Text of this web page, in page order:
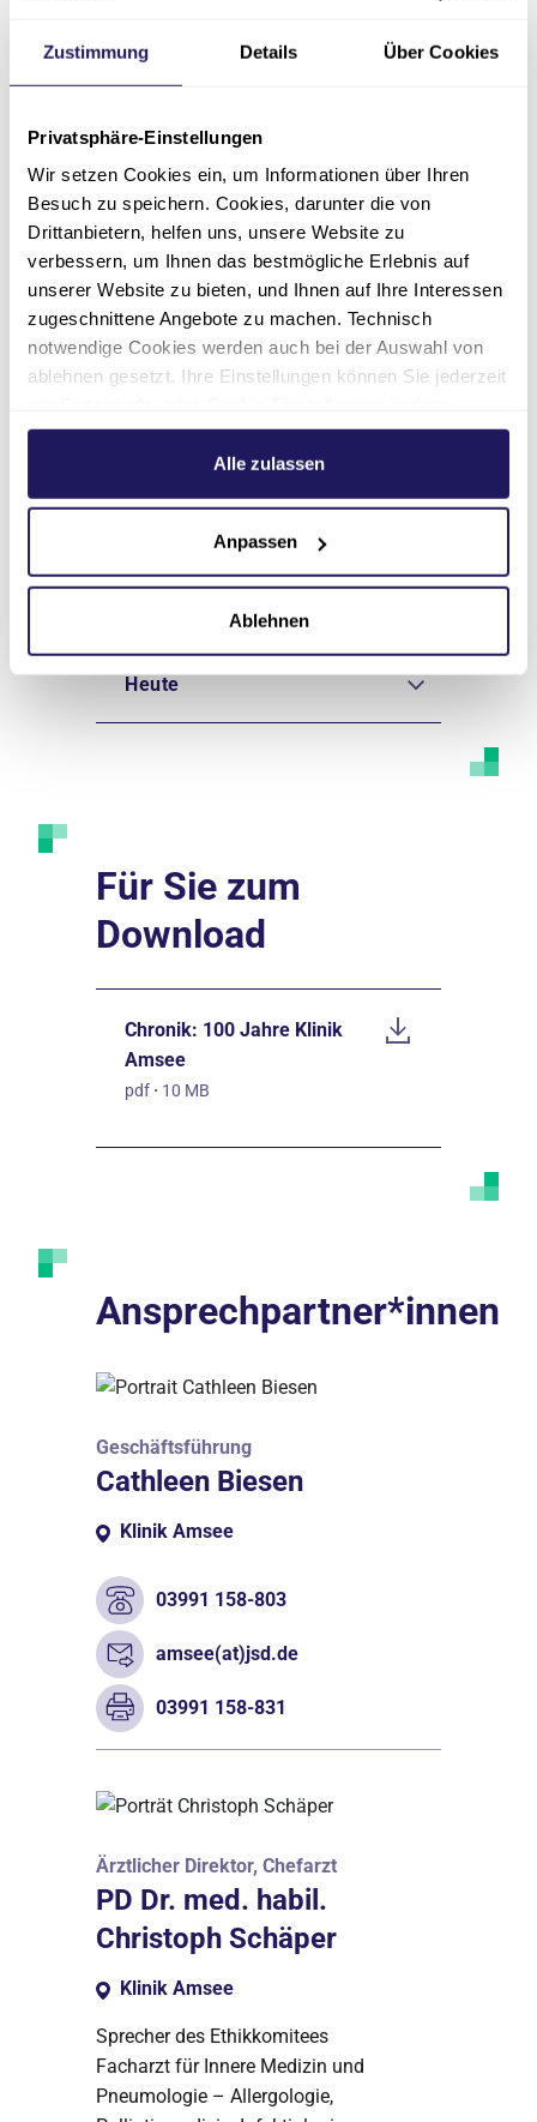
Zustimmung Details Über Cookies
Privatsphäre-Einstellungen
Wir setzen Cookies ein, um Informationen über Ihren
Besuch zu speichern. Cookies, darunter die von
Drittanbietern, helfen uns, unsere Website zu
verbessern, um Ihnen das bestmögliche Erlebnis auf
unserer Website zu bieten, und Ihnen auf Ihre Interessen
zugeschnittene Angebote zu machen. Technisch
notwendige Cookies werden auch bei der Auswahl von
ablehnen gesetzt. Ihre Einstellungen können Sie jederzeit
Weitere Informationen hierzu finden Sie in unserer
.Alle zulassen
Anpassen
Ablehnen
Service & Zuwendung: Unsere Service-Credos
Unsere Geschichte
Gründungsjahre
Wende und Beginn der
Privatisierung
Eingliederung in die
Johannesstift Diakonie
Heute
Für Sie zum
Download
Chronik: 100 Jahre Klinik
Amsee
pdf · 10 MB
Ansprechpartner*innen
Geschäftsführung
Cathleen Biesen
Klinik Amsee
03991 158-803
amsee(at)jsd.de
03991 158-831
Ärztlicher Direktor, Chefarzt
PD Dr. med. habil.
Christoph Schäper
Klinik Amsee
Sprecher des Ethikkomitees
Facharzt für Innere Medizin und
Pneumologie – Allergologie,